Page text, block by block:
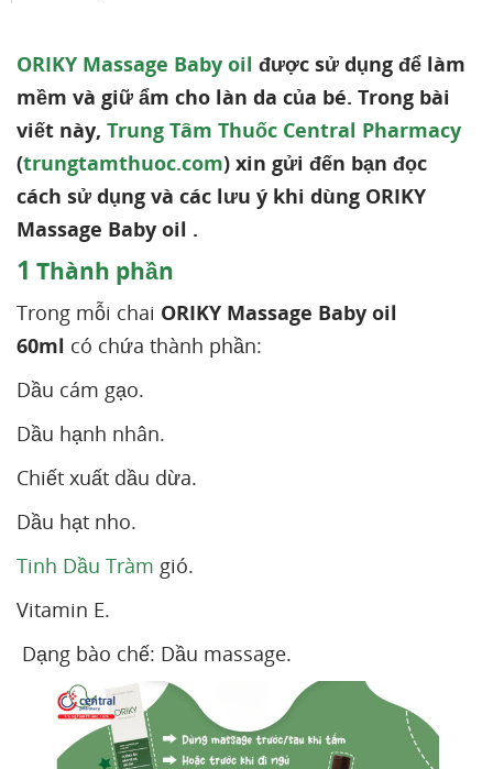
ORIKY Massage Baby oil được sử dụng để làm
mềm và giữ ẩm cho làn da của bé. Trong bài
viết này, Trung Tâm Thuốc Central Pharmacy
(trungtamthuoc.com) xin gửi đến bạn đọc
cách sử dụng và các lưu ý khi dùng ORIKY
Massage Baby oil .
1 Thành phần
Trong mỗi chai ORIKY Massage Baby oil
60ml có chứa thành phần:
Dầu cám gạo.
Dầu hạnh nhân.
Chiết xuất dầu dừa.
Dầu hạt nho.
Tinh Dầu Tràm gió.
Vitamin E.
Dạng bào chế: Dầu massage.